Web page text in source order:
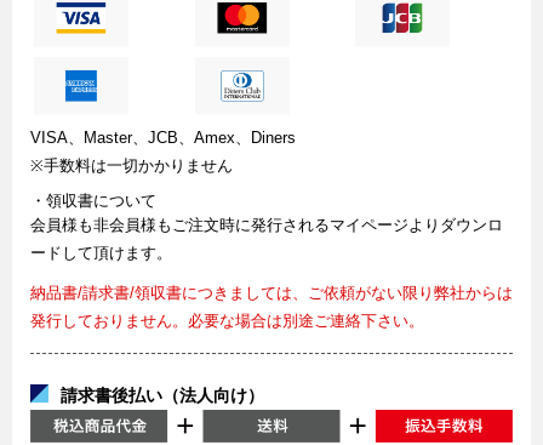
VISA、Master、JCB、Amex、Diners
※手数料は一切かかりません
・領収書について
会員様も非会員様もご注文時に発行されるマイページよりダウンロ
ードして頂けます。
納品書/請求書/領収書につきましては、ご依頼がない限り弊社からは
発行しておりません。必要な場合は別途ご連絡下さい。
請求書後払い（法人向け）